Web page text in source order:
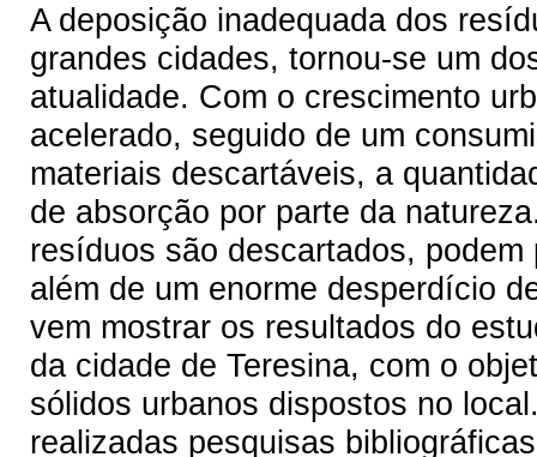
A deposição inadequada dos
grandes cidades, tornou-se um
atualidade. Com o crescimento
acelerado, seguido de um
materiais descartáveis, a
de absorção por parte da
resíduos são descartados,
além de um enorme desperdício
vem mostrar os resultados do
da cidade de Teresina, com o
sólidos urbanos dispostos no
realizadas pesquisas